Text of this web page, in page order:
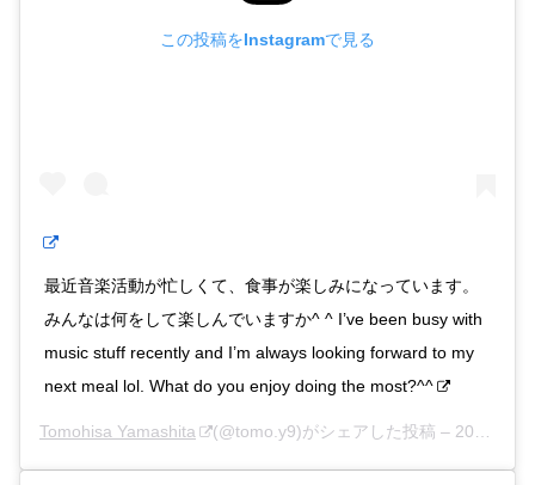
この投稿をInstagramで見る
最近音楽活動が忙しくて、食事が楽しみになっています。
みんなは何をして楽しんでいますか^ ^ I’ve been busy with
music stuff recently and I’m always looking forward to my
next meal lol. What do you enjoy doing the most?^^
Tomohisa Yamashita (@tomo.y9)がシェアした投稿 – 2020年 3月月5日午後7時03分PST